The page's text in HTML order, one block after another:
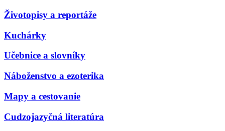
Životopisy a reportáže
Kuchárky
Učebnice a slovníky
Náboženstvo a ezoterika
Mapy a cestovanie
Cudzojazyčná literatúra